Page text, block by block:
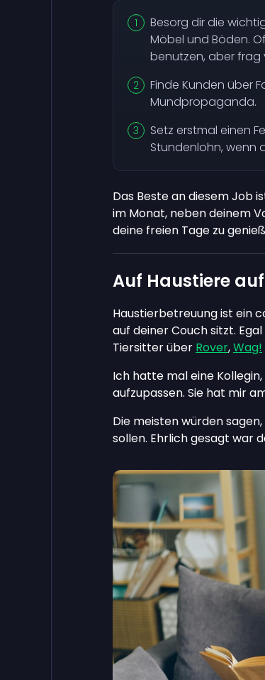
Besorg dir die
Möbel und Böden.
benutzen, aber frag
Finde Kunden über
Mundpropaganda.
Setz erstmal einen
Stundenlohn, wenn
Das Beste an diesem Job
im Monat, neben deinem
deine freien Tage zu
Auf Haustiere
Haustierbetreuung ist ein
auf deiner Couch sitzt.
Tiersitter über Rover,Wag!
Ich hatte mal eine
aufzupassen. Sie hat mir
Die meisten würden
sollen. Ehrlich gesagt war